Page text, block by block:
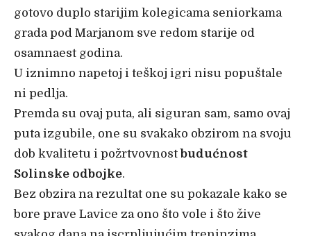
gotovo duplo starijim kolegicama seniorkama
grada pod Marjanom sve redom starije od
osamnaest godina.
U iznimno napetoj i teškoj igri nisu popuštale
ni pedlja.
Premda su ovaj puta, ali siguran sam, samo ovaj
puta izgubile, one su svakako obzirom na svoju
dob kvalitetu i požrtvovnostbudućnost
Solinske odbojke.
Bez obzira na rezultat one su pokazale kako se
bore prave Lavice za ono što vole i što žive